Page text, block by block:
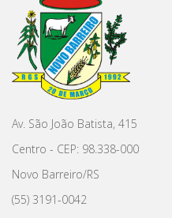
Av. São João Batista, 415
Centro - CEP: 98.338-000
Novo Barreiro/RS
(55) 3191-0042